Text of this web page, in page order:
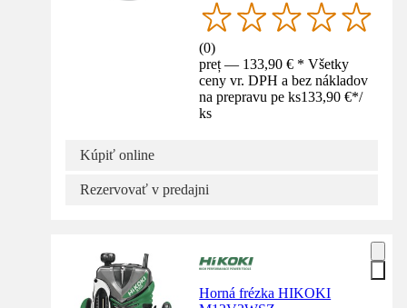
(0)
preț — 133,90 € * Všetky
ceny vr. DPH a bez nákladov
na prepravu pe ks133,90 €*/
ks
Kúpiť online
Rezervovať v predajni
Horná frézka HIKOKI